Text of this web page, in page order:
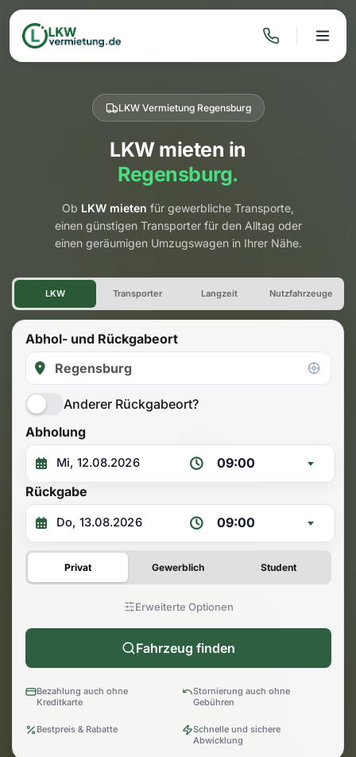
LKW Vermietung Regensburg
LKW mieten in
Regensburg.
Ob LKW mieten für gewerbliche Transporte,
einen günstigen Transporter für den Alltag oder
einen geräumigen Umzugswagen in Ihrer Nähe.
LKW Vermietung Regensburg
LKW Transporter Langzeit Nutzfahrzeuge
Abhol- und Rückgabeort
Anderer Rückgabeort?
Abholung
09:00
Rückgabe
09:00
Privat Gewerblich Student
Erweiterte Optionen
Fahrzeug finden
Bezahlung auch ohne
Kreditkarte
Stornierung auch ohne
Gebühren
Bestpreis & Rabatte
Schnelle und sichere
Abwicklung